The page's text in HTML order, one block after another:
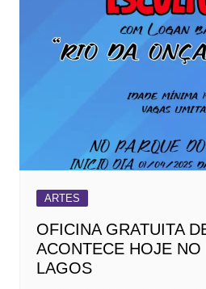
ARTES
OFICINA GRATUITA
ACONTECE HOJE
LAGOS